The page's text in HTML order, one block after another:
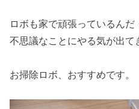
ロボも家で頑張っているんだ
不思議なことにやる気が出て
お掃除ロボ、おすすめです。